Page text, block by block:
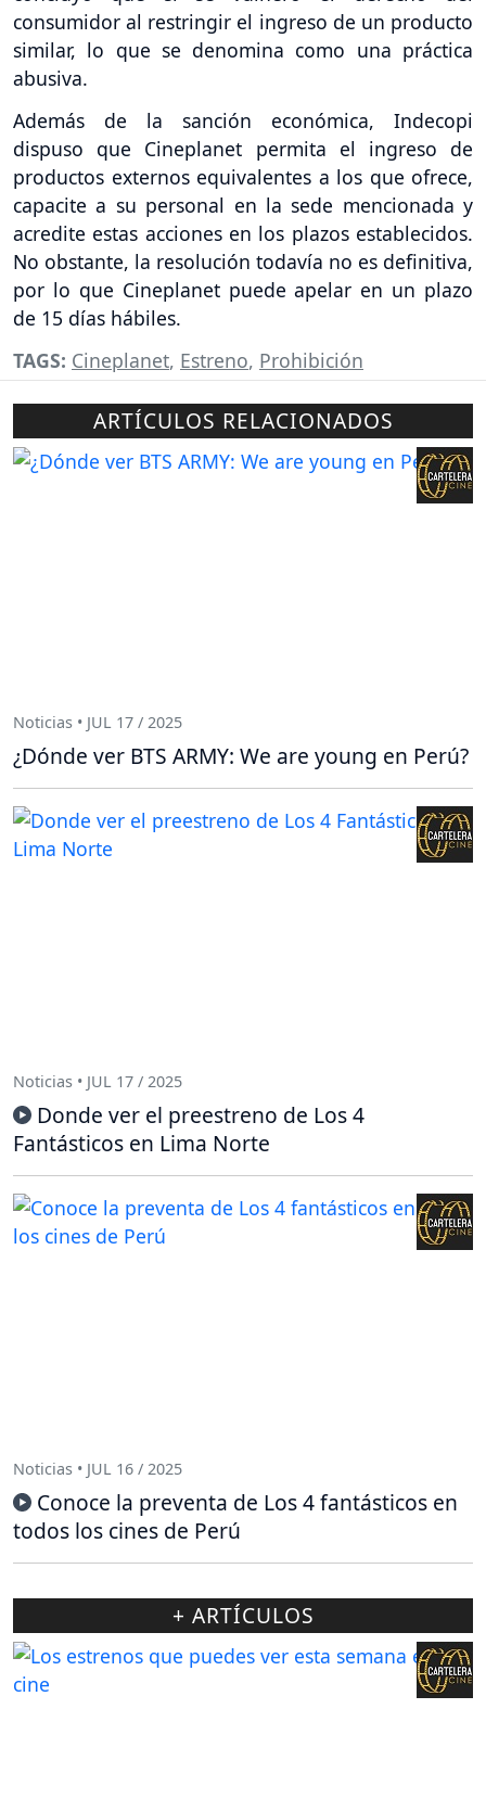
consumidor al restringir el ingreso de un producto
similar, lo que se denomina como una práctica
abusiva.
Además de la sanción económica, Indecopi
dispuso que Cineplanet permita el ingreso de
productos externos equivalentes a los que ofrece,
capacite a su personal en la sede mencionada y
acredite estas acciones en los plazos establecidos.
No obstante, la resolución todavía no es definitiva,
por lo que Cineplanet puede apelar en un plazo
de 15 días hábiles.
TAGS: Cineplanet, Estreno, Prohibición
ARTÍCULOS RELACIONADOS
Noticias • JUL 17 / 2025
¿Dónde ver BTS ARMY: We are young en Perú?
Noticias • JUL 17 / 2025
Donde ver el preestreno de Los 4
Fantásticos en Lima Norte
Noticias • JUL 16 / 2025
Conoce la preventa de Los 4 fantásticos en
todos los cines de Perú
+ ARTÍCULOS